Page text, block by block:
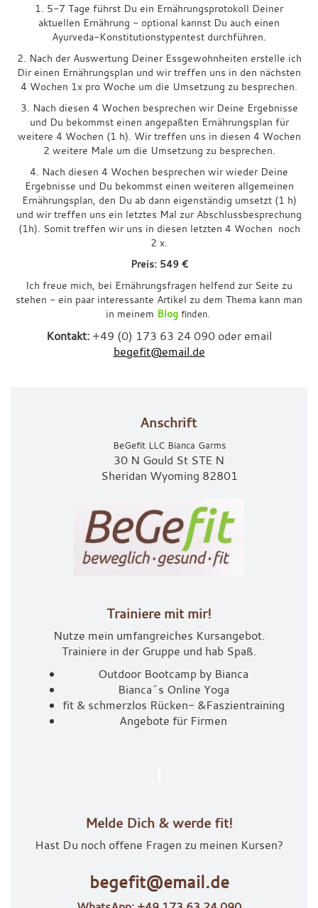
1. 5-7 Tage führst Du ein Ernährungsprotokoll Deiner
aktuellen Ernährung - optional kannst Du auch einen
Ayurveda-Konstitutionstypentest durchführen.
2. Nach der Auswertung Deiner Essgewohnheiten erstelle ich
Dir einen Ernährungsplan und wir treffen uns in den nächsten
4 Wochen 1x pro Woche um die Umsetzung zu besprechen.
3. Nach diesen 4 Wochen besprechen wir Deine Ergebnisse
und Du bekommst einen angepaßten Ernährungsplan für
weitere 4 Wochen (1 h). Wir treffen uns in diesen 4 Wochen
2 weitere Male um die Umsetzung zu besprechen.
4. Nach diesen 4 Wochen besprechen wir wieder Deine
Ergebnisse und Du bekommst einen weiteren allgemeinen
Ernährungsplan, den Du ab dann eigenständig umsetzt (1 h)
und wir treffen uns ein letztes Mal zur Abschlussbesprechung
(1h). Somit treffen wir uns in diesen letzten 4 Wochen noch
2 x.
Preis: 549 €
Ich freue mich, bei Ernährungsfragen helfend zur Seite zu
stehen - ein paar interessante Artikel zu dem Thema kann man
in meinem Blog finden.
Kontakt: +49 (0) 173 63 24 090 oder email
begefit@email.de
Anschrift
BeGefit LLC Bianca Garms
30 N Gould St STE N
Sheridan Wyoming 82801
Trainiere mit mir!
Nutze mein umfangreiches Kursangebot.
Trainiere in der Gruppe und hab Spaß.
Outdoor Bootcamp by Bianca
Bianca´s Online Yoga
fit & schmerzlos Rücken- &Faszientraining
Angebote für Firmen
Melde Dich & werde fit!
Hast Du noch offene Fragen zu meinen Kursen?
begefit@email.de